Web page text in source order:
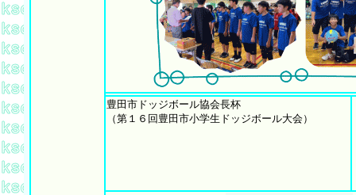
豊田市ドッジボール協会長杯
（第１６回豊田市小学生ドッジボール大会）